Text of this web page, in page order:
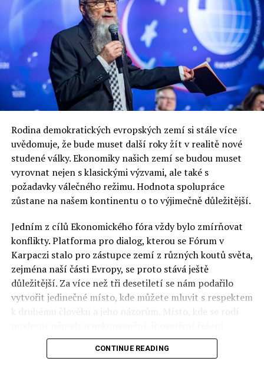
Rodina demokratických evropských zemí si stále více
uvědomuje, že bude muset další roky žít v realitě nové
studené války. Ekonomiky našich zemí se budou muset
vyrovnat nejen s klasickými výzvami, ale také s
požadavky válečného režimu. Hodnota spolupráce
zůstane na našem kontinentu o to výjimečně důležitější.
Jedním z cílů Ekonomického fóra vždy bylo zmírňovat
konflikty. Platforma pro dialog, kterou se Fórum v
Karpaczi stalo pro zástupce zemí z různých koutů světa,
zejména naší části Evropy, se proto stává ještě
důležitější. Za více než tři desetiletí se nám podařilo
vytvořit jedinečné místo, kde můžete mluvit s respektem
k druhému člověku a jeho názorům. Místo, kde se rodí
Polsko musí mít instituce, jejichž horizont činnosti je
CONTINUE READING